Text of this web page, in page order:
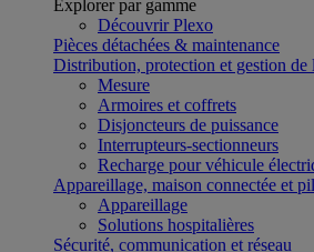
Explorer par gamme
Découvrir Plexo
Pièces détachées & maintenance
Distribution, protection et gestion de
Mesure
Armoires et coffrets
Disjoncteurs de puissance
Interrupteurs-sectionneurs
Recharge pour véhicule
Appareillage, maison connectée et
Appareillage
Solutions hospitalières
Sécurité, communication et réseau